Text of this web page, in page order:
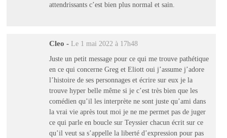
attendrissants c’est bien plus normal et sain.
Cleo - Le 1 mai 2022 à 17h48
Juste un petit message pour ce qui me trouve pathétique
en ce qui concerne Greg et Eliott oui j’assume j’adore
l’histoire de ses personnages et écrire sur eux je la
trouve hyper belle même si je c’est très bien que les
comédien qu’il les interprète ne sont juste qu’ami dans
la vrai vie après tout moi je ne me permet pas de juger
ce qui parle en boucle sur Teyssier chacun écrit sur ce
qu’il veut sa s’appelle la liberté d’expression pour pas